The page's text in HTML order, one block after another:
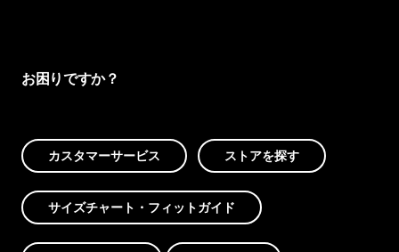
お困りですか？
カスタマーサービス ストアを探す
サイズチャート・フィットガイド